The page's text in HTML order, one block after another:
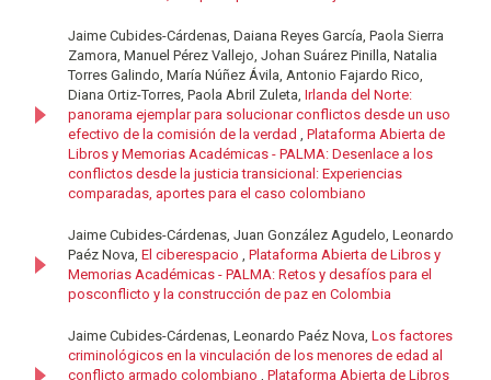
Jaime Cubides-Cárdenas, Daiana Reyes García, Paola Sierra
Zamora, Manuel Pérez Vallejo, Johan Suárez Pinilla, Natalia
Torres Galindo, María Núñez Ávila, Antonio Fajardo Rico,
Diana Ortiz-Torres, Paola Abril Zuleta, Irlanda del Norte:
panorama ejemplar para solucionar conflictos desde un uso
efectivo de la comisión de la verdad , Plataforma Abierta de
Libros y Memorias Académicas - PALMA: Desenlace a los
conflictos desde la justicia transicional: Experiencias
comparadas, aportes para el caso colombiano
Jaime Cubides-Cárdenas, Juan González Agudelo, Leonardo
Paéz Nova, El ciberespacio , Plataforma Abierta de Libros y
Memorias Académicas - PALMA: Retos y desafíos para el
posconflicto y la construcción de paz en Colombia
Jaime Cubides-Cárdenas, Leonardo Paéz Nova, Los factores
criminológicos en la vinculación de los menores de edad al
conflicto armado colombiano , Plataforma Abierta de Libros